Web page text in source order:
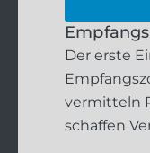
Der erste
vermitteln
schaffen